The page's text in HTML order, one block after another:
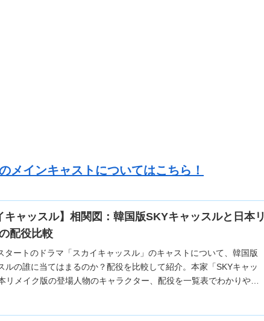
メインキャストについてはこちら！
キャッスル】相関図：韓国版SKYキャッスルと日本リ
配役比較
タートのドラマ「スカイキャッスル」のキャストについて、韓国版
ルの誰に当てはまるのか？配役を比較して紹介。本家「SKYキャッ
リメイク版の登場人物のキャラクター、配役を一覧表でわかりやす